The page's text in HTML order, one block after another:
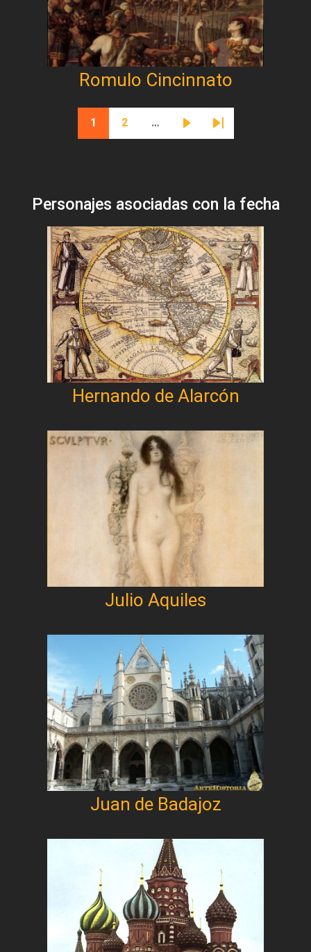
Romulo Cincinnato
Paginación
Página actual
1
Página
2 …
Siguiente página
Última página
Personajes asociadas con la fecha
Hernando de Alarcón
Julio Aquiles
Juan de Badajoz